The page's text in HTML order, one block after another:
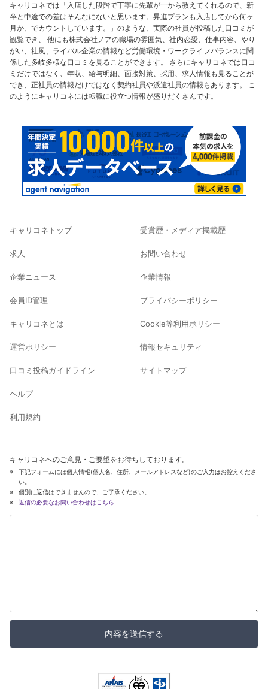
キャリコネでは「入店した段階で丁寧に先輩が一から教えてくれるので、新
卒と中途での差はそんなにないと思います。昇進プランも入店してから何ヶ
月か、でカウントしています。」のような、実際の社員が投稿した口コミが
観覧でき、 他にも株式会社ノアの職場の雰囲気、社内恋愛、仕事内容、やり
がい、社風、ライバル企業の情報など労働環境・ワークライフバランスに関
係した多岐多様な口コミを見ることができます。 さらにキャリコネでは口コ
ミだけではなく、年収、給与明細、面接対策、採用、求人情報も見ることが
でき、正社員の情報だけではなく契約社員や派遣社員の情報もあります。 こ
のようにキャリコネには転職に役立つ情報が盛りだくさんです。
キャリコネトップ
求人
企業ニュース
会員ID管理
キャリコネとは
運営ポリシー
口コミ投稿ガイドライン
ヘルプ
利用規約
受賞歴・メディア掲載歴
お問い合わせ
企業情報
プライバシーポリシー
Cookie等利用ポリシー
情報セキュリティ
サイトマップ
キャリコネへのご意見・ご要望をお待ちしております。
下記フォームには個人情報(個人名、住所、メールアドレスなど)のご入力はお控えくださ
い。
個別に返信はできませんので、ご了承ください。
返信の必要なお問い合わせはこちら
内容を送信する